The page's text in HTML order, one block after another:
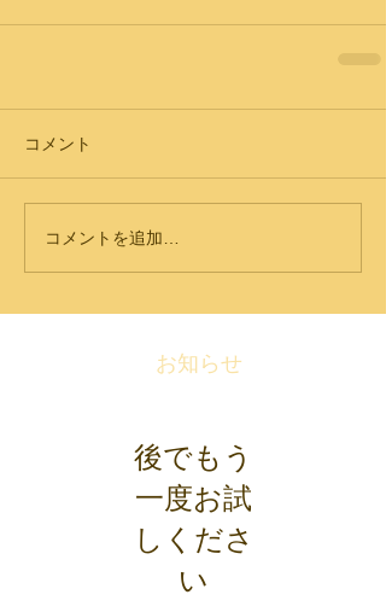
コメント
コメントを追加…
お知らせ
後でもう
一度お試
しくださ
い